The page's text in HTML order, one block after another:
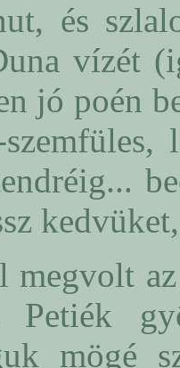
és
vízét
jó poén
megvolt
Petiék
mögé